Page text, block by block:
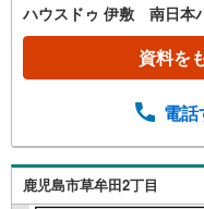
ハウスドゥ 伊敷 南日本
資料を
電話
鹿児島市草牟田2丁目